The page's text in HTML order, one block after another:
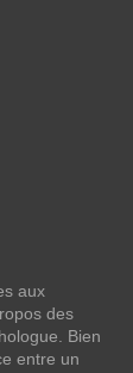
aux
des
Bien
entre un